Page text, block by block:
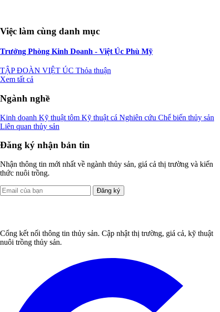
Việc làm cùng danh mục
Trưởng Phòng Kinh Doanh - Việt Úc Phù Mỹ
TẬP ĐOÀN VIỆT ÚC Thỏa thuận
Xem tất cả
Ngành nghề
Kinh doanh Kỹ thuật tôm Kỹ thuật cá Nghiên cứu Chế biến thủy sản
Liên quan thủy sản
Đăng ký nhận bản tin
Nhận thông tin mới nhất về ngành thủy sản, giá cả thị trường và kiến
thức nuôi trồng.
Đăng ký
Cổng kết nối thông tin thủy sản. Cập nhật thị trường, giá cả, kỹ thuật
nuôi trồng thủy sản.